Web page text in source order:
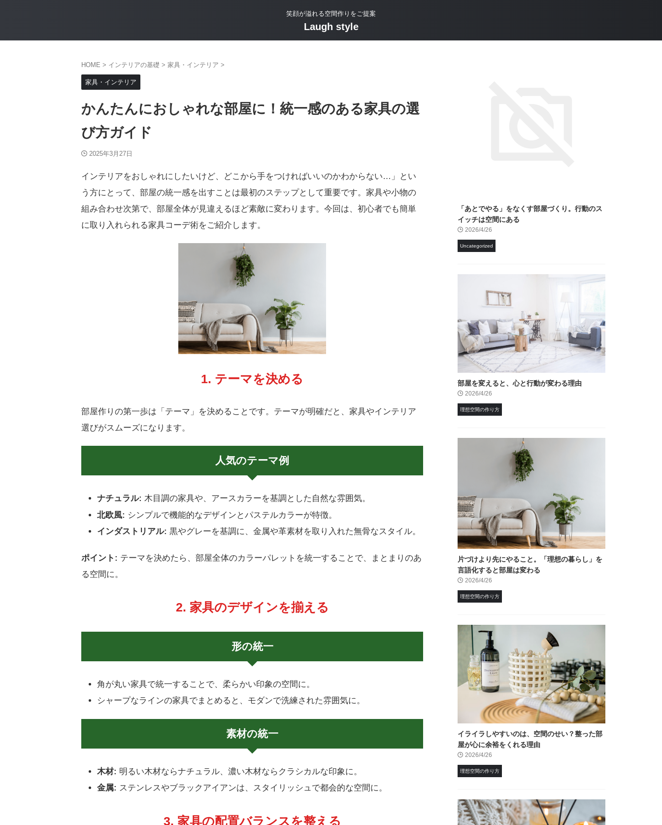
笑顔が溢れる空間作りをご提案
Laugh style
HOME > インテリアの基礎 > 家具・インテリア >
家具・インテリア
かんたんにおしゃれな部屋に！統一感のある家具の選
び方ガイド
2025年3月27日
インテリアをおしゃれにしたいけど、どこから手をつければいいのかわからない…」とい
う方にとって、部屋の統一感を出すことは最初のステップとして重要です。家具や小物の
組み合わせ次第で、部屋全体が見違えるほど素敵に変わります。今回は、初心者でも簡単
に取り入れられる家具コーデ術をご紹介します。
1. テーマを決める
部屋作りの第一歩は「テーマ」を決めることです。テーマが明確だと、家具やインテリア
選びがスムーズになります。
人気のテーマ例
ナチュラル: 木目調の家具や、アースカラーを基調とした自然な雰囲気。
北欧風: シンプルで機能的なデザインとパステルカラーが特徴。
インダストリアル: 黒やグレーを基調に、金属や革素材を取り入れた無骨なスタイル。
ポイント: テーマを決めたら、部屋全体のカラーパレットを統一することで、まとまりのあ
る空間に。
2. 家具のデザインを揃える
形の統一
角が丸い家具で統一することで、柔らかい印象の空間に。
シャープなラインの家具でまとめると、モダンで洗練された雰囲気に。
素材の統一
木材: 明るい木材ならナチュラル、濃い木材ならクラシカルな印象に。
金属: ステンレスやブラックアイアンは、スタイリッシュで都会的な空間に。
3. 家具の配置バランスを整える
「あとでやる」をなくす部屋づくり。行動のス
イッチは空間にある
2026/4/26
Uncategorized
部屋を変えると、心と行動が変わる理由
2026/4/26
理想空間の作り方
片づけより先にやること。「理想の暮らし」を
言語化すると部屋は変わる
2026/4/26
理想空間の作り方
イライラしやすいのは、空間のせい？整った部
屋が心に余裕をくれる理由
2026/4/26
理想空間の作り方